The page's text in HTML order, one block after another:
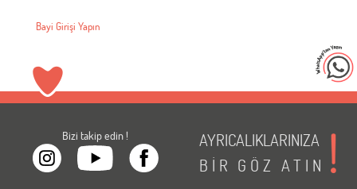
Bayi Girişi Yapın
Bizi takip edin !
AYRICALIKLARINIZA
BİR GÖZ ATIN